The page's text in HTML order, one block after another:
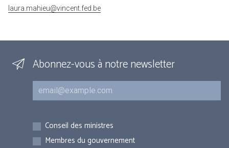
laura.mahieu@vincent.fed.be
Abonnez-vous à notre newsletter
Courriel
Inscriptions
Conseil des ministres
Membres du gouvernement